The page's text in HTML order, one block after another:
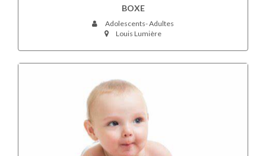
BOXE
Adolescents- Adultes
Louis Lumière